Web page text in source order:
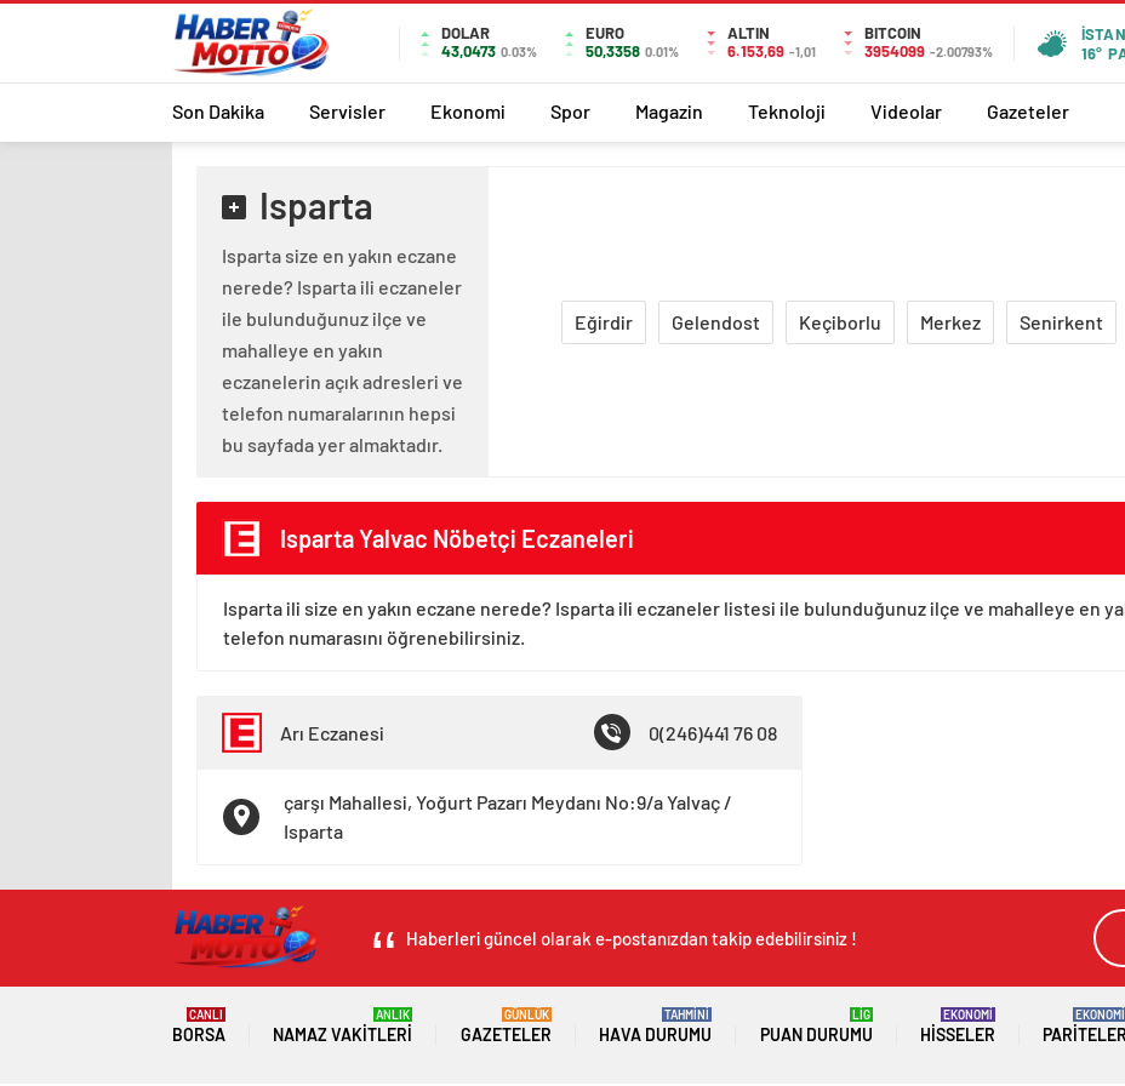
DOLAR
43,0473 0.03%
EURO
50,3358 0.01%
ALTIN
6.153,69 -1,01
BITCOIN
3954099 -2.00793%
16°
Son Dakika Servisler Ekonomi Spor Magazin Teknoloji Videolar Gazeteler
Isparta
Isparta size en yakın eczane
nerede? Isparta ili eczaneler
ile bulunduğunuz ilçe ve
mahalleye en yakın
eczanelerin açık adresleri ve
telefon numaralarının hepsi
bu sayfada yer almaktadır.
Eğirdir Gelendost Keçiborlu Merkez Senirkent
Isparta Yalvac Nöbetçi Eczaneleri
Isparta ili size en yakın eczane nerede? Isparta ili eczaneler listesi ile bulunduğunuz ilçe ve mahalleye en
telefon numarasını öğrenebilirsiniz.
Arı Eczanesi 0(246)441 76 08
çarşı Mahallesi, Yoğurt Pazarı Meydanı No:9/a Yalvaç /
Isparta
Haberleri güncel olarak e-postanızdan takip edebilirsiniz !
BORSA
CANLI
NAMAZ VAKITLERI
ANLIK
GAZETELER
GÜNLÜK
HAVA DURUMU
TAHMİNİ
PUAN DURUMU
LİG
HISSELER
EKONOMİ
PARITELER
EKONOMİ